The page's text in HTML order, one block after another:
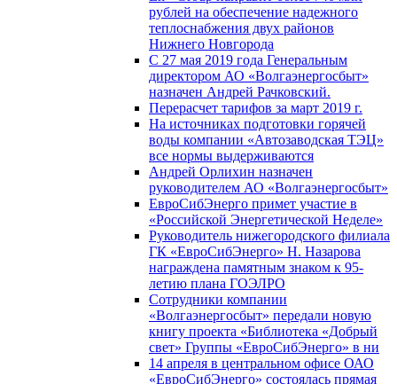
рублей на обеспечение надежного
теплоснабжения двух районов
Нижнего Новгорода
С 27 мая 2019 года Генеральным
директором АО «Волгаэнергосбыт»
назначен Андрей Рачковский.
Перерасчет тарифов за март 2019 г.
На источниках подготовки горячей
воды компании «Автозаводская ТЭЦ»
все нормы выдерживаются
Андрей Орлихин назначен
руководителем АО «Волгаэнергосбыт»
ЕвроСибЭнерго примет участие в
«Российской Энергетической Неделе»
Руководитель нижегородского филиала
ГК «ЕвроСибЭнерго» Н. Назарова
награждена памятным знаком к 95-
летию плана ГОЭЛРО
Сотрудники компании
«Волгаэнергосбыт» передали новую
книгу проекта «Библиотека «Добрый
свет» Группы «ЕвроСибЭнерго» в ни
14 апреля в центральном офисе ОАО
«ЕвроСибЭнерго» состоялась прямая